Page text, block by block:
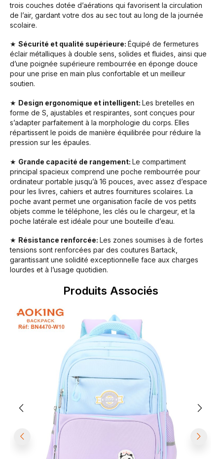
trois couches dotée d’aérations qui favorisent la circulation
de l’air, gardant votre dos au sec tout au long de la journée
scolaire.
★ Sécurité et qualité supérieure: Équipé de fermetures
éclair métalliques à double sens, solides et fluides, ainsi que
d’une poignée supérieure rembourrée en éponge douce
pour une prise en main plus confortable et un meilleur
soutien.
★ Design ergonomique et intelligent: Les bretelles en
forme de S, ajustables et respirantes, sont conçues pour
s’adapter parfaitement à la morphologie du corps. Elles
répartissent le poids de manière équilibrée pour réduire la
pression sur les épaules.
★ Grande capacité de rangement: Le compartiment
principal spacieux comprend une poche rembourrée pour
ordinateur portable jusqu’à 16 pouces, avec assez d’espace
pour les livres, cahiers et autres fournitures scolaires. La
poche avant permet une organisation facile de vos petits
objets comme le téléphone, les clés ou le chargeur, et la
poche latérale est idéale pour une bouteille d’eau.
★ Résistance renforcée: Les zones soumises à de fortes
tensions sont renforcées par des coutures Bartack,
garantissant une solidité exceptionnelle face aux charges
lourdes et à l’usage quotidien.
Produits Associés